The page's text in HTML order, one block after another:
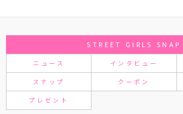
STREET GIRLS SNAP
ニュース インタビュー
スナップ クーポン
プレゼント